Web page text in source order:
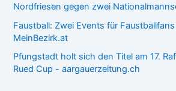
Nordfriesen gegen zwei
Faustball: Zwei Events für
MeinBezirk.at
Pfungstadt holt sich den Titel am 17.
Rued Cup - aargauerzeitung.ch